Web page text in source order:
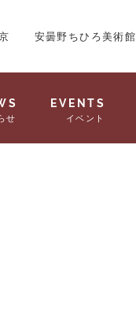
安曇野ちひろ美術館
せ
EVENTS
イベント